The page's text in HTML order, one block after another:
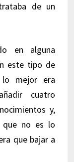
de un
en alguna
este tipo de
lo mejor era
cuatro
y,
que no es lo
que bajar a